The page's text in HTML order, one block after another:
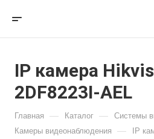
IP камера
2DF8223I-AEL
Главная — Каталог — Системы
Камеры видеонаблюдения — IP